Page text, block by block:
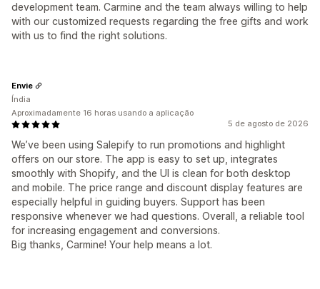
development team. Carmine and the team always willing to help
with our customized requests regarding the free gifts and work
with us to find the right solutions.
5 de agosto de 2026
We’ve been using Salepify to run promotions and highlight
offers on our store. The app is easy to set up, integrates
smoothly with Shopify, and the UI is clean for both desktop
and mobile. The price range and discount display features are
especially helpful in guiding buyers. Support has been
responsive whenever we had questions. Overall, a reliable tool
for increasing engagement and conversions.
Big thanks, Carmine! Your help means a lot.
Envie
Índia
Aproximadamente 16 horas usando a aplicação